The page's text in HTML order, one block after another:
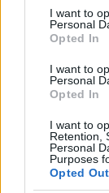
consent section.
I want to
Personal
Opted In
I want to
Personal
Opted In
I want to
Retention,
Personal
Purposes
Opted Out